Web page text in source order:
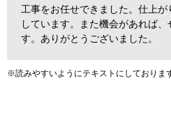
じが良く、丁寧な仕事ぶりで、
ありがとうございました。